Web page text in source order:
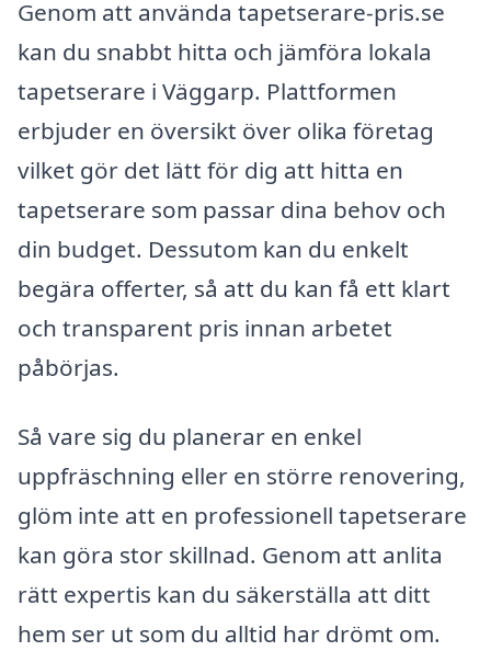
Genom att använda tapetserare-pris.se
kan du snabbt hitta och jämföra lokala
tapetserare i Väggarp. Plattformen
erbjuder en översikt över olika företag
vilket gör det lätt för dig att hitta en
tapetserare som passar dina behov och
din budget. Dessutom kan du enkelt
begära offerter, så att du kan få ett klart
och transparent pris innan arbetet
påbörjas.
Så vare sig du planerar en enkel
uppfräschning eller en större renovering,
glöm inte att en professionell tapetserare
kan göra stor skillnad. Genom att anlita
rätt expertis kan du säkerställa att ditt
hem ser ut som du alltid har drömt om.